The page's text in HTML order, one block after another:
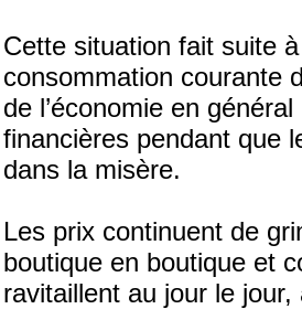
Cette situation fait suite
consommation courante
de l’économie en
financières pendant que
dans la misère.
Les prix continuent de
boutique en boutique et
ravitaillent au jour le